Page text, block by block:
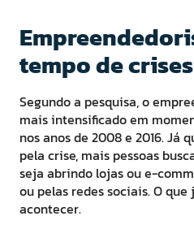
tempo de crises
Segundo a pesquisa, o
mais intensificado em
nos anos de 2008 e 2016. Já
pela crise, mais pessoas
seja abrindo lojas ou e-
ou pelas redes sociais. O
acontecer.